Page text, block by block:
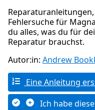
Fehlersuche für
du alles, was du für
Reparatur brauchst.
Autor:in: Andrew
Eine Anleitung
Ich habe